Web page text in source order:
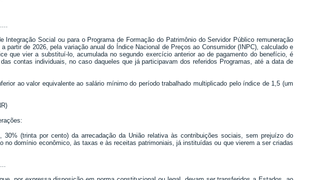
Social ou para o Programa de Formação do Patrimônio do Servidor Público remuneração
de 2026, pela variação anual do Índice Nacional de Preços ao Consumidor (INPC), calculado e
que vier a substituí-lo, acumulada no segundo exercício anterior ao de pagamento do benefício, é
contas individuais, no caso daqueles que já participavam dos referidos Programas, até a data de
ao valor equivalente ao salário mínimo do período trabalhado multiplicado pelo índice de 1,5 (um
(trinta por cento) da arrecadação da União relativa às contribuições sociais, sem prejuízo do
domínio econômico, às taxas e às receitas patrimoniais, já instituídas ou que vierem a ser criadas